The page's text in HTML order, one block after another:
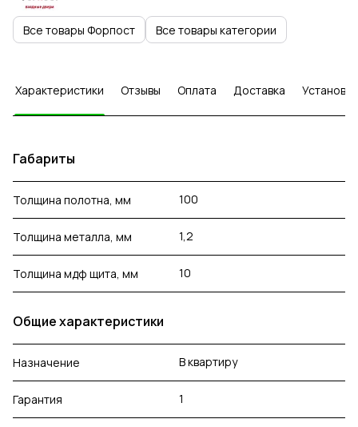
Все товары Форпост Все товары категории
Характеристики Отзывы Оплата Доставка Установка
Габариты
Толщина полотна, мм 100
Толщина металла, мм 1,2
Толщина мдф щита, мм 10
Общие характеристики
Назначение В квартиру
Гарантия 1